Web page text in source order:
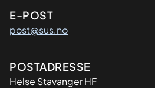
E-POST
post@sus.no
Adresse
POSTADRESSE
Helse Stavanger HF